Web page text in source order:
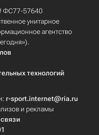
ФС77-57640
унитарное
агентство
технологий
r-sport.internet@ria.ru
и рекламы